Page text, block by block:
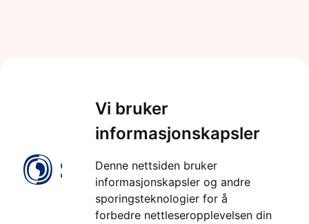
Vi bruker
informasjonskapsler
Denne nettsiden bruker
informasjonskapsler og andre
sporingsteknologier for å
forbedre nettleseropplevelsen din
Sintef
2 minutter